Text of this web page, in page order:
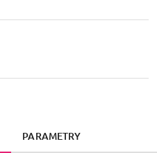
PARAMETRY